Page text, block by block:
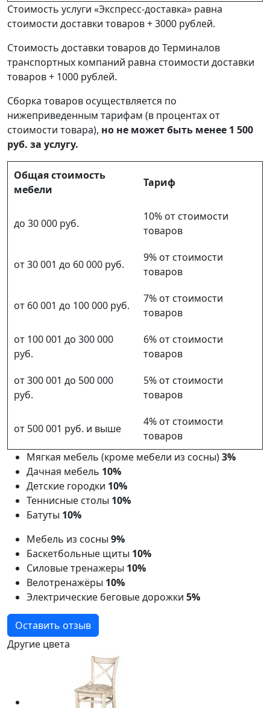
Стоимость услуги «Экспресс-доставка» равна
стоимости доставки товаров + 3000 рублей.
Стоимость доставки товаров до Терминалов
транспортных компаний равна стоимости доставки
товаров + 1000 рублей.
Сборка товаров осуществляется по
нижеприведенным тарифам (в процентах от
стоимости товара), но не может быть менее 1 500
руб. за услугу.
Общая стоимость
мебели
Тариф
до 30 000 руб.
10% от стоимости
товаров
от 30 001 до 60 000 руб.
9% от стоимости
товаров
от 60 001 до 100 000 руб.
7% от стоимости
товаров
от 100 001 до 300 000
руб.
6% от стоимости
товаров
от 300 001 до 500 000
руб.
5% от стоимости
товаров
от 500 001 руб. и выше
4% от стоимости
товаров
Мягкая мебель (кроме мебели из сосны)3%
Дачная мебель 10%
Детские городки 10%
Теннисные столы 10%
Батуты 10%
Мебель из сосны 9%
Баскетбольные щиты 10%
Силовые тренажеры 10%
Велотренажёры 10%
Электрические беговые дорожки 5%
Оставить отзыв
Другие цвета